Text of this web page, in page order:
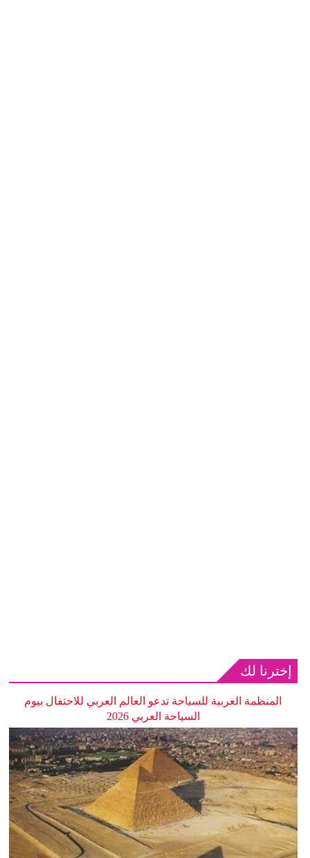
إخترنا لك
المنظمة العربية للسياحة تدعو العالم العربي للاحتفال بيوم
السياحة العربي 2026